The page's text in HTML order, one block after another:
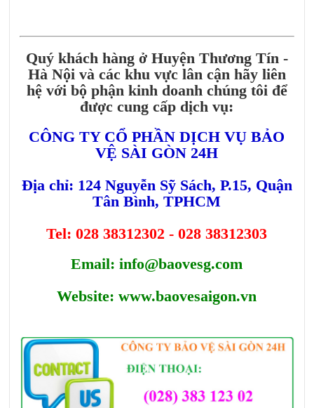
Quý khách hàng ở Huyện Thương Tín -
Hà Nội và các khu vực lân cận hãy liên
hệ với bộ phận kinh doanh chúng tôi để
được cung cấp dịch vụ:
CÔNG TY CỔ PHẦN DỊCH VỤ BẢO
VỆ SÀI GÒN 24H
Địa chỉ: 124 Nguyễn Sỹ Sách, P.15, Quận
Tân Bình, TPHCM
Tel: 028 38312302 - 028 38312303
Email: info@baovesg.com
Website: www.baovesaigon.vn